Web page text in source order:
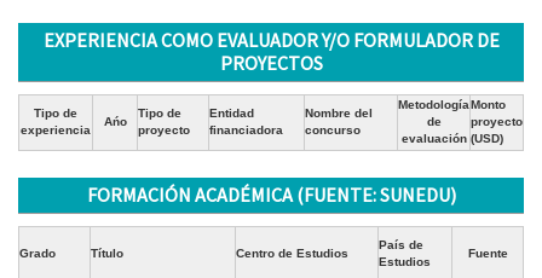
EXPERIENCIA COMO EVALUADOR Y/O FORMULADOR DE
PROYECTOS
Tipo de
experiencia
Ańo
Tipo de
proyecto
Entidad
financiadora
Nombre del
concurso
Metodología
de
evaluación
Monto
proyecto
(USD)
FORMACIÓN ACADÉMICA (FUENTE: SUNEDU)
Grado Título Centro de Estudios
País de
Estudios
Fuente